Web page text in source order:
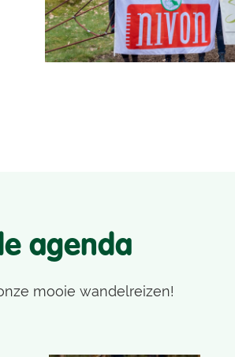
agenda
mooie wandelreizen!